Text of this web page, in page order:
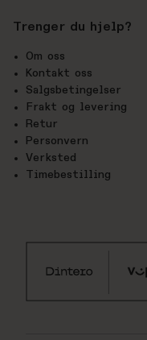
Trenger du hjelp?
Om oss
Kontakt oss
Salgsbetingelser
Frakt og levering
Retur
Personvern
Verksted
Timebestilling